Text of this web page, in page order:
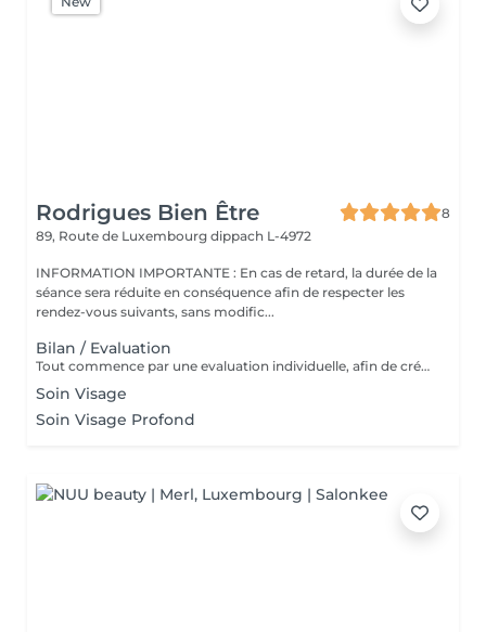
Rodrigues Bien Être
8
89, Route de Luxembourg dippach L-4972
INFORMATION IMPORTANTE : En cas de retard, la durée de la
séance sera réduite en conséquence afin de respecter les
rendez-vous suivants, sans modific...
Bilan / Evaluation
Tout commence par une evaluation individuelle, afin de créer un accompagnement unique axé sur le confort, l'estimede soi et la qualité de vie.
Soin Visage
Soin Visage Profond